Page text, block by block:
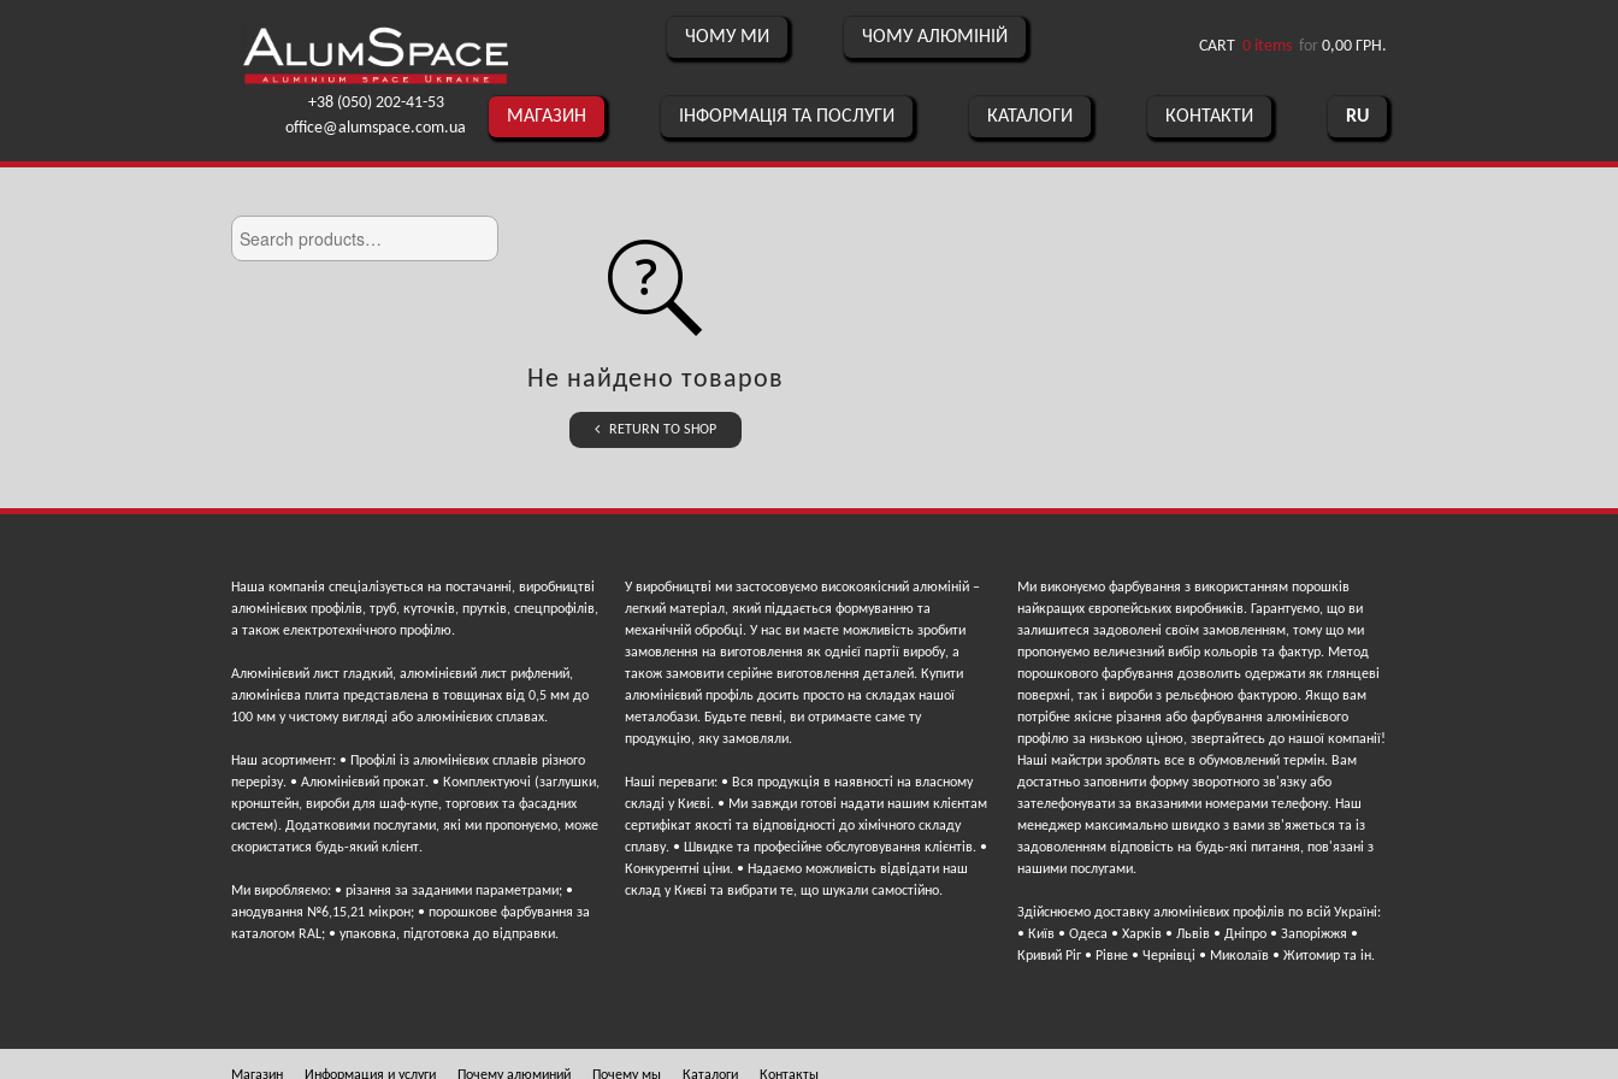
+38 (050) 202-41-53
office@alumspace.com.ua
ЧОМУ МИ ЧОМУ АЛЮМІНІЙ CART 0 items for 0,00 ГРН.
МАГАЗИН ІНФОРМАЦІЯ ТА ПОСЛУГИ КАТАЛОГИ КОНТАКТИ
Не найдено товаров
RETURN TO SHOP
Наша компанія спеціалізується на постачанні, виробництві
алюмінієвих профілів, труб, куточків, прутків, спецпрофілів,
а також електротехнічного профілю.
Алюмінієвий лист гладкий, алюмінієвий лист рифлений,
алюмінієва плита представлена ​​в товщинах від 0,5 мм до
100 мм у чистому вигляді або алюмінієвих сплавах.
Наш асортимент: • Профілі із алюмінієвих сплавів різного
перерізу. • Алюмінієвий прокат. • Комплектуючі (заглушки,
кронштейн, вироби для шаф-купе, торгових та фасадних
систем). Додатковими послугами, які ми пропонуємо, може
скористатися будь-який клієнт.
Ми виробляємо: • різання за заданими параметрами; •
анодування №6,15,21 мікрон; • порошкове фарбування за
каталогом RAL; • упаковка, підготовка до відправки.
У виробництві ми застосовуємо високоякісний алюміній –
легкий матеріал, який піддається формуванню та
механічній обробці. У нас ви маєте можливість зробити
замовлення на виготовлення як однієї партії виробу, а
також замовити серійне виготовлення деталей. Купити
алюмінієвий профіль досить просто на складах нашої
металобази. Будьте певні, ви отримаєте саме ту
продукцію, яку замовляли.
Наші переваги: • Вся продукція в наявності на власному
складі у Києві. • Ми завжди готові надати нашим клієнтам
сертифікат якості та відповідності до хімічного складу
сплаву. • Швидке та професійне обслуговування клієнтів. •
Конкурентні ціни. • Надаємо можливість відвідати наш
склад у Києві та вибрати те, що шукали самостійно.
Ми виконуємо фарбування з використанням порошків
найкращих європейських виробників. Гарантуємо, що ви
залишитеся задоволені своїм замовленням, тому що ми
пропонуємо величезний вибір кольорів та фактур. Метод
порошкового фарбування дозволить одержати як глянцеві
поверхні, так і вироби з рельєфною фактурою. Якщо вам
потрібне якісне різання або фарбування алюмінієвого
профілю за низькою ціною, звертайтесь до нашої компанії!
Наші майстри зроблять все в обумовлений термін. Вам
достатньо заповнити форму зворотного зв'язку або
зателефонувати за вказаними номерами телефону. Наш
менеджер максимально швидко з вами зв'яжеться та із
задоволенням відповість на будь-які питання, пов'язані з
нашими послугами.
Здійснюємо доставку алюмінієвих профілів по всій Україні:
• Київ • Одеса • Харків • Львів • Дніпро • Запоріжжя •
Кривий Ріг • Рівне • Чернівці • Миколаїв • Житомир та ін.
Магазин Информация и услуги Почему алюминий Почему мы Каталоги Контакты